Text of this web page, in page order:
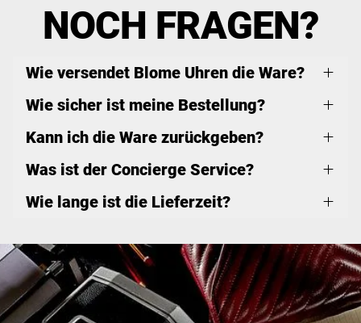
NOCH FRAGEN?
Wie versendet Blome Uhren die Ware?
Wie sicher ist meine Bestellung?
Kann ich die Ware zurückgeben?
Was ist der Concierge Service?
Wie lange ist die Lieferzeit?